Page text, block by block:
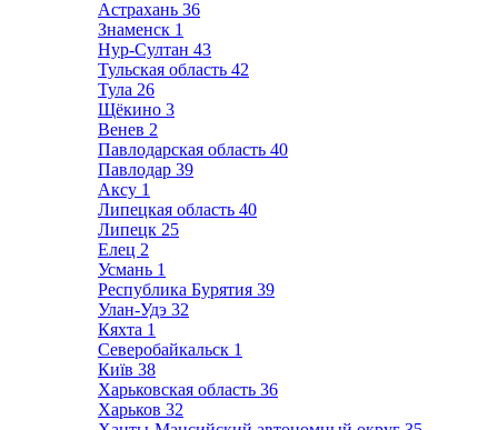
Астрахань 36
Знаменск 1
Нур-Султан 43
Тульская область 42
Тула 26
Щёкино 3
Венев 2
Павлодарская область 40
Павлодар 39
Аксу 1
Липецкая область 40
Липецк 25
Елец 2
Усмань 1
Республика Бурятия 39
Улан-Удэ 32
Кяхта 1
Северобайкальск 1
Київ 38
Харьковская область 36
Харьков 32